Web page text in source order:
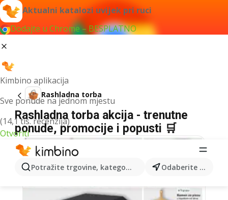
Aktualni katalozi uvijek pri ruci
Dodajte u Chrome – BESPLATNO
Kimbino aplikacija
Sve ponude na jednom mjestu
(14,1 tis. recenzija)
Otvoriti
Potražite trgovine, kategorije, proizvode... Odaberite grad
Rashladna torba
Rashladna torba akcija - trenutne
ponude, promocije i popusti 🛒